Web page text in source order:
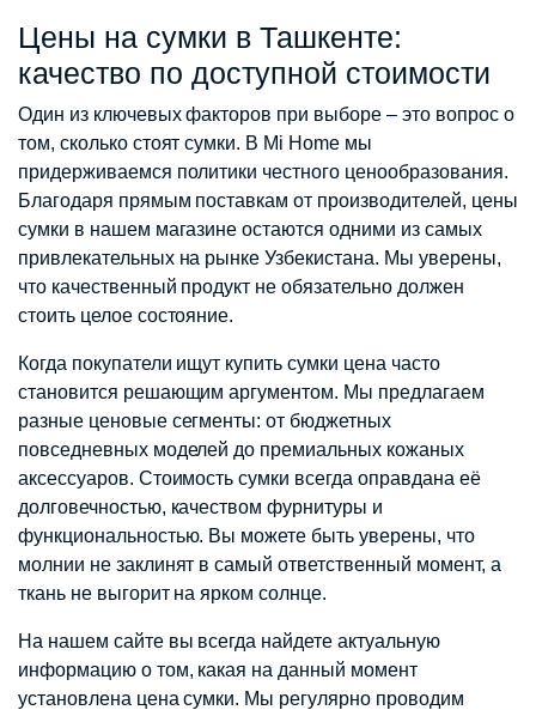
Цены на сумки в Ташкенте:
качество по доступной стоимости
Один из ключевых факторов при выборе – это вопрос о
том, сколько стоят сумки. В Mi Home мы
придерживаемся политики честного ценообразования.
Благодаря прямым поставкам от производителей, цены
сумки в нашем магазине остаются одними из самых
привлекательных на рынке Узбекистана. Мы уверены,
что качественный продукт не обязательно должен
стоить целое состояние.
Когда покупатели ищут купить сумки цена часто
становится решающим аргументом. Мы предлагаем
разные ценовые сегменты: от бюджетных
повседневных моделей до премиальных кожаных
аксессуаров. Стоимость сумки всегда оправдана её
долговечностью, качеством фурнитуры и
функциональностью. Вы можете быть уверены, что
молнии не заклинят в самый ответственный момент, а
ткань не выгорит на ярком солнце.
На нашем сайте вы всегда найдете актуальную
информацию о том, какая на данный момент
установлена цена сумки. Мы регулярно проводим